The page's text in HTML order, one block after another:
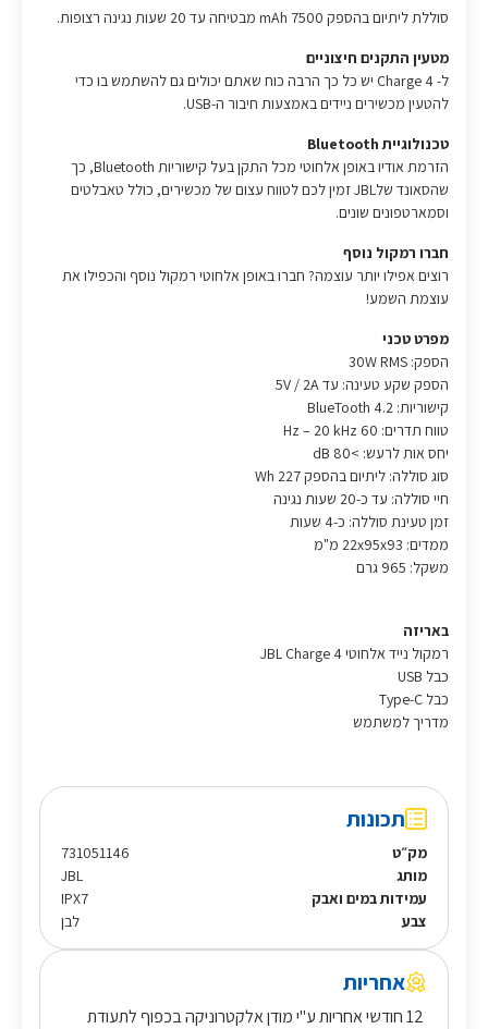
סוללת ליתיום בהספק 7500 mAh מבטיחה עד 20 שעות נגינה רצופות.
מטעין התקנים חיצוניים
ל- Charge 4 יש כל כך הרבה כוח שאתם יכולים גם להשתמש בו כדי
להטעין מכשירים ניידים באמצעות חיבור ה-USB.
טכנולוגיית Bluetooth
הזרמת אודיו באופן אלחוטי מכל התקן בעל קישוריות Bluetooth, כך
שהסאונד שלJBL זמין לכם לטווח עצום של מכשירים, כולל טאבלטים
וסמארטפונים שונים.
חברו רמקול נוסף
רוצים אפילו יותר עוצמה? חברו באופן אלחוטי רמקול נוסף והכפילו את
עוצמת השמע!
מפרט טכני
הספק: 30W RMS
הספק שקע טעינה: עד 5V / 2A
קישוריות: BlueTooth 4.2
טווח תדרים: 60 Hz – 20 kHz
יחס אות לרעש: >80 dB
סוג סוללה: ליתיום בהספק 227 Wh
חיי סוללה: עד כ-20 שעות נגינה
זמן טעינת סוללה: כ-4 שעות
ממדים: 22x95x93 מ"מ
משקל: 965 גרם
באריזה
רמקול נייד אלחוטי JBL Charge 4
כבל USB
כבל Type-C
מדריך למשתמש
תכונות
מק״ט
731051146
מותג
JBL
עמידות במים ואבק
IPX7
צבע
לבן
אחריות
12 חודשי אחריות ע"י מודן אלקטרוניקה בכפוף לתעודת